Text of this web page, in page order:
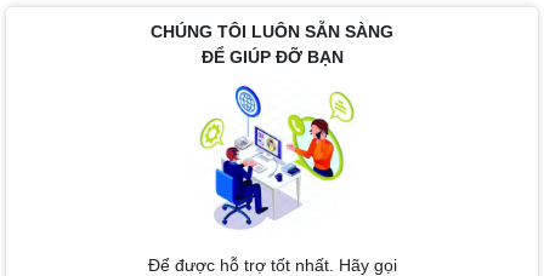
CHÚNG TÔI LUÔN SẴN SÀNG
ĐỂ GIÚP ĐỠ BẠN
Để được hỗ trợ tốt nhất. Hãy gọi